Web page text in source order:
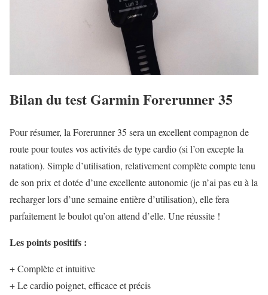
Bilan du test Garmin Forerunner 35
Pour résumer, la Forerunner 35 sera un excellent compagnon de
route pour toutes vos activités de type cardio (si l’on excepte la
natation). Simple d’utilisation, relativement complète compte tenu
de son prix et dotée d’une excellente autonomie (je n’ai pas eu à la
recharger lors d’une semaine entière d’utilisation), elle fera
parfaitement le boulot qu’on attend d’elle. Une réussite !
Les points positifs :
+ Complète et intuitive
+ Le cardio poignet, efficace et précis